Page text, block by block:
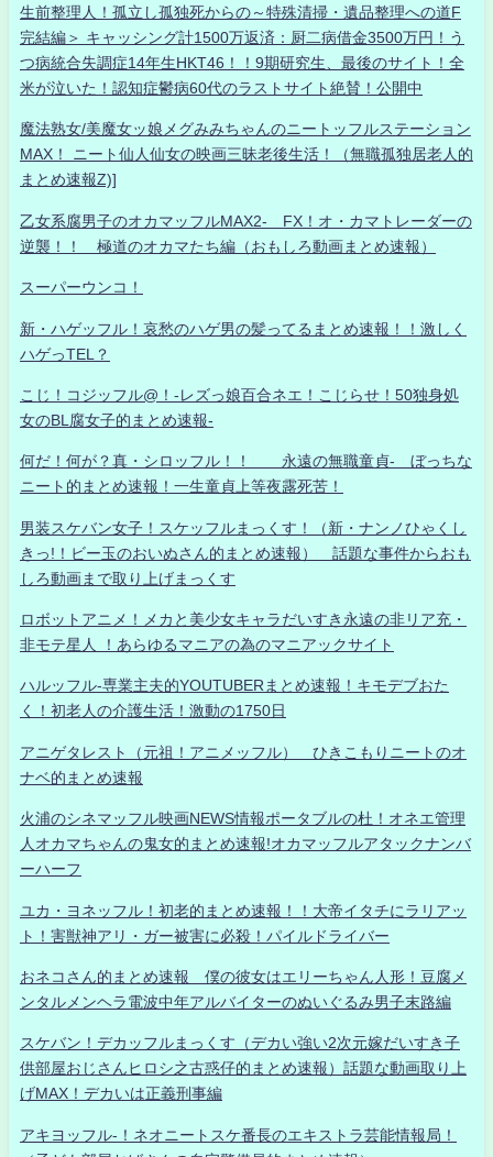
生前整理人！孤立し孤独死からの～特殊清掃・遺品整理への道F
完結編＞ キャッシング計1500万返済：厨二病借金3500万円！う
つ病統合失調症14年生HKT46！！9期研究生、最後のサイト！全
米が泣いた！認知症鬱病60代のラストサイト絶賛！公開中
魔法熟女/美魔女ッ娘メグみみちゃんのニートッフルステーション
MAX！ ニート仙人仙女の映画三昧老後生活！（無職孤独居老人的
まとめ速報Z)]
乙女系腐男子のオカマッフルMAX2- FX！オ・カマトレーダーの
逆襲！！ 極道のオカマたち編（おもしろ動画まとめ速報）
スーパーウンコ！
新・ハゲッフル！哀愁のハゲ男の髪ってるまとめ速報！！激しく
ハゲっTEL？
こじ！コジッフル@！-レズっ娘百合ネエ！こじらせ！50独身処
女のBL腐女子的まとめ速報-
何だ！何が？真・シロッフル！！ 永遠の無職童貞- ぼっちな
ニート的まとめ速報！一生童貞上等夜露死苦！
男装スケバン女子！スケッフルまっくす！（新・ナンノひゃくし
きっ!！ビー玉のおいぬさん的まとめ速報） 話題な事件からおも
しろ動画まで取り上げまっくす
ロボットアニメ！メカと美少女キャラだいすき永遠の非リア充・
非モテ星人 ！あらゆるマニアの為のマニアックサイト
ハルッフル-専業主夫的YOUTUBERまとめ速報！キモデブおた
く！初老人の介護生活！激動の1750日
アニゲタレスト（元祖！アニメッフル） ひきこもりニートのオ
ナベ的まとめ速報
火浦のシネマッフル映画NEWS情報ポータブルの杜！オネエ管理
人オカマちゃんの鬼女的まとめ速報!オカマッフルアタックナンバ
ーハーフ
ユカ・ヨネッフル！初老的まとめ速報！！大帝イタチにラリアッ
ト！害獣神アリ・ガー被害に必殺！パイルドライバー
おネコさん的まとめ速報 僕の彼女はエリーちゃん人形！豆腐メ
ンタルメンヘラ電波中年アルバイターのぬいぐるみ男子末路編
スケバン！デカッフルまっくす（デカい強い2次元嫁だいすき子
供部屋おじさんヒロシ之古惑仔的まとめ速報）話題な動画取り上
げMAX！デカいは正義刑事編
アキヨッフル-！ネオニートスケ番長のエキストラ芸能情報局！